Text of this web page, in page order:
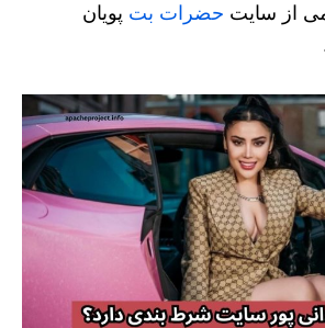
از سایت حضرات بت پویان